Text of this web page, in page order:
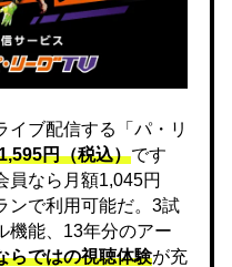
イブ配信する「パ・リ
円（税込）です
員なら月額1,045円
ンで利用可能だ。3試
機能、13年分のアー
らではの視聴体験が充